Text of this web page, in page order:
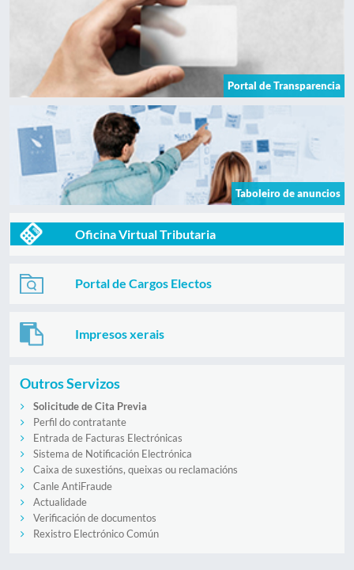
Portal de Transparencia
Taboleiro de anuncios
Oficina Virtual Tributaria
Portal de Cargos Electos
Impresos xerais
Outros Servizos
Solicitude de Cita Previa
Perfil do contratante
Entrada de Facturas Electrónicas
Sistema de Notificación Electrónica
Caixa de suxestións, queixas ou reclamacións
Canle AntiFraude
Actualidade
Verificación de documentos
Rexistro Electrónico Común